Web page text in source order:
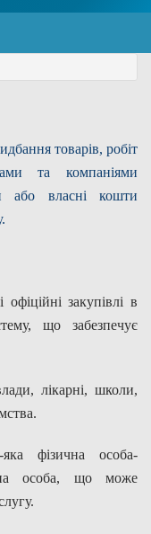
MENU
товарів, робіт
та компаніями
або власні кошти
закупівлі в
що забезпечує
лікарні, школи,
фізична особа-
особа, що може